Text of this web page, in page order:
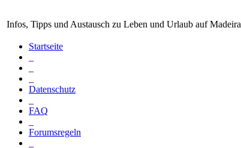
Infos, Tipps und Austausch zu Leben und Urlaub auf Madeira
Startseite
Datenschutz
FAQ
Forumsregeln